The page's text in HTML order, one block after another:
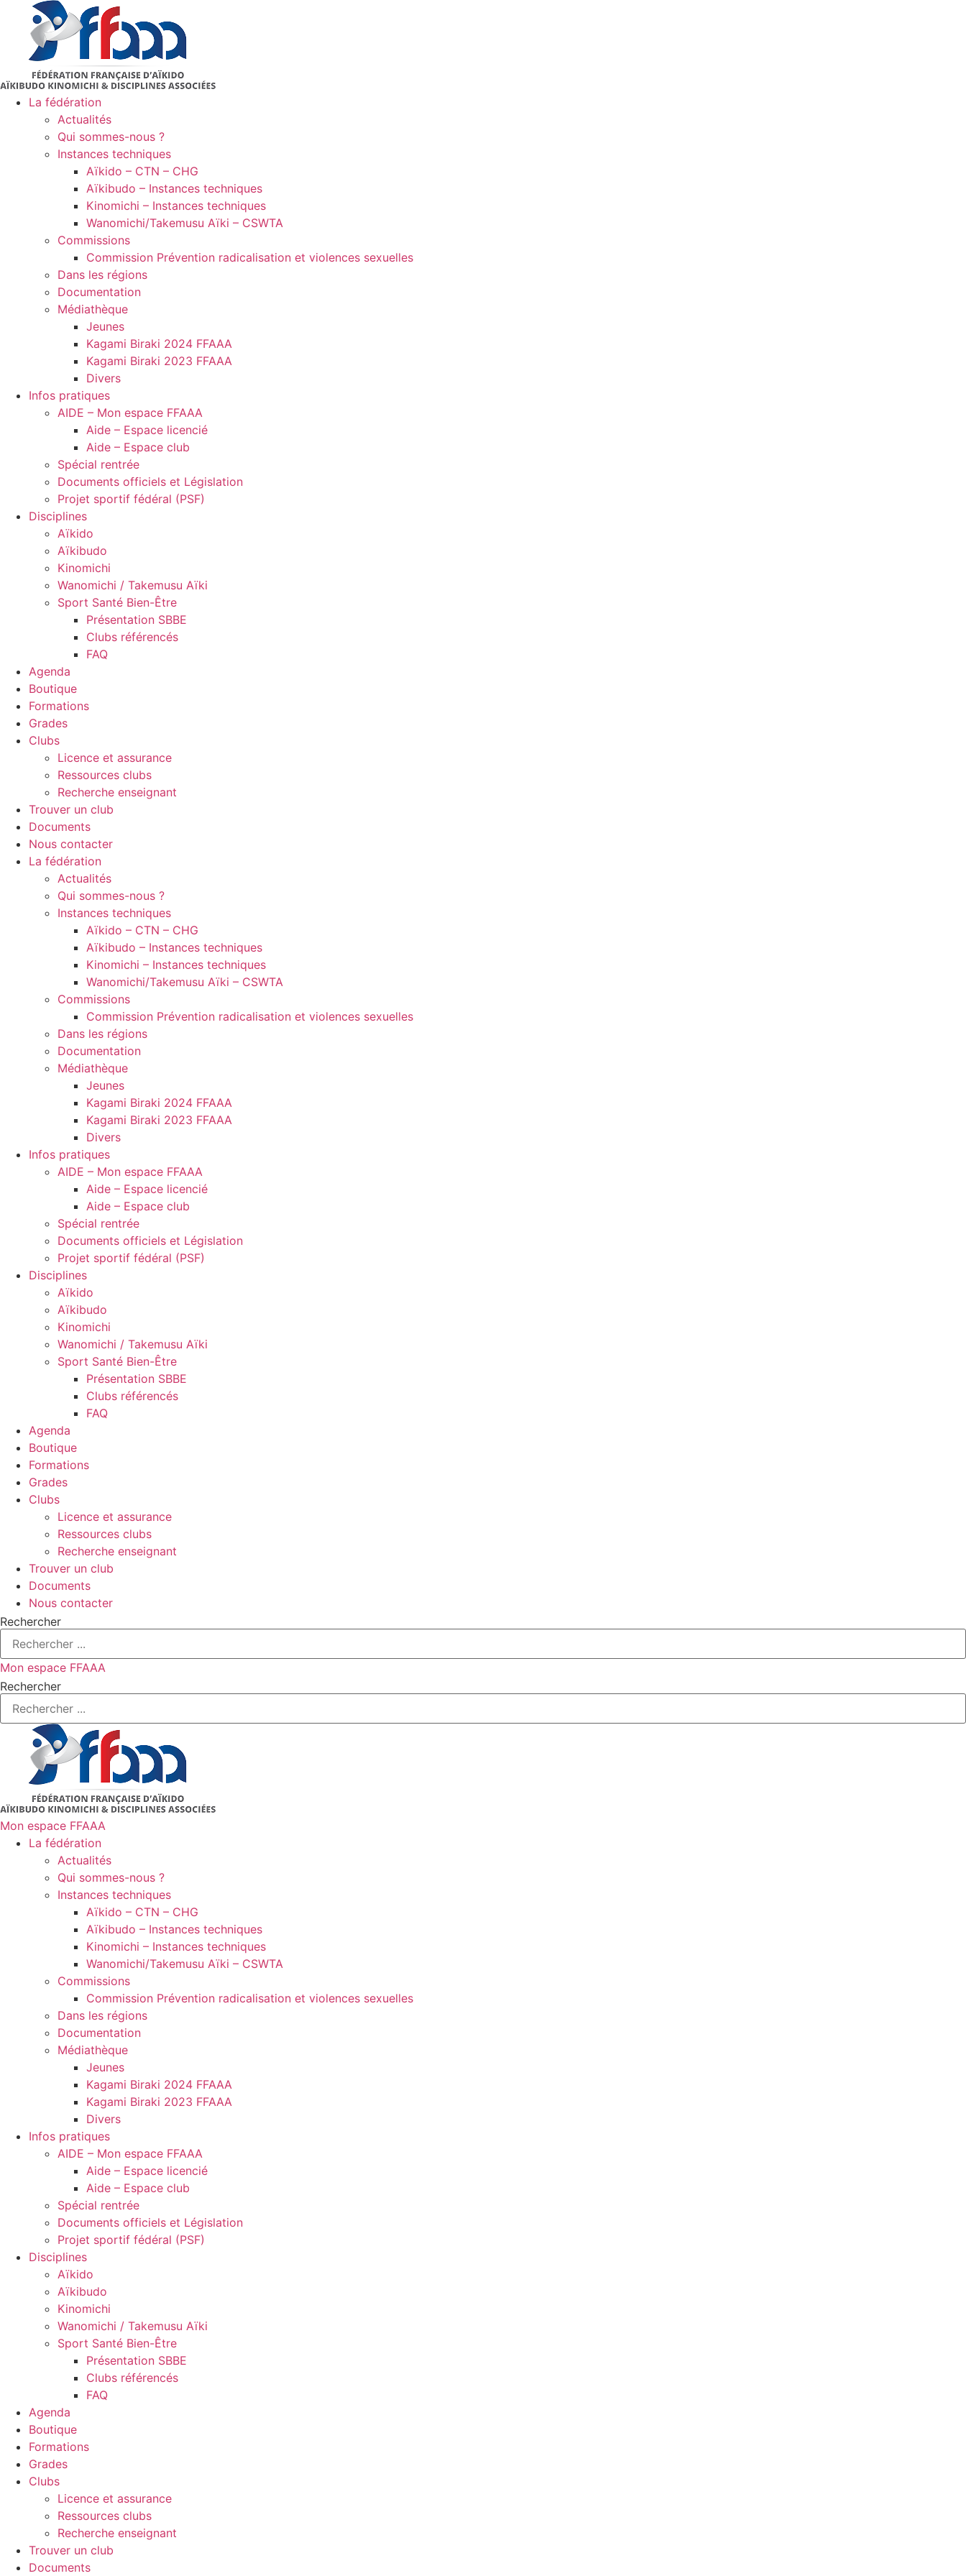
contenu
La fédération
Actualités
Qui sommes-nous ?
Instances techniques
Aïkido – CTN – CHG
Aïkibudo – Instances techniques
Kinomichi – Instances techniques
Wanomichi/Takemusu Aïki – CSWTA
Commissions
Commission Prévention radicalisation et violences sexuelles
Dans les régions
Documentation
Médiathèque
Jeunes
Kagami Biraki 2024 FFAAA
Kagami Biraki 2023 FFAAA
Divers
Infos pratiques
AIDE – Mon espace FFAAA
Aide – Espace licencié
Aide – Espace club
Spécial rentrée
Documents officiels et Législation
Projet sportif fédéral (PSF)
Disciplines
Aïkido
Aïkibudo
Kinomichi
Wanomichi / Takemusu Aïki
Sport Santé Bien-Être
Présentation SBBE
Clubs référencés
FAQ
Agenda
Boutique
Formations
Grades
Clubs
Licence et assurance
Ressources clubs
Recherche enseignant
Trouver un club
Documents
Nous contacter
La fédération
Actualités
Qui sommes-nous ?
Instances techniques
Aïkido – CTN – CHG
Aïkibudo – Instances techniques
Kinomichi – Instances techniques
Wanomichi/Takemusu Aïki – CSWTA
Commissions
Commission Prévention radicalisation et violences sexuelles
Dans les régions
Documentation
Médiathèque
Jeunes
Kagami Biraki 2024 FFAAA
Kagami Biraki 2023 FFAAA
Divers
Infos pratiques
AIDE – Mon espace FFAAA
Aide – Espace licencié
Aide – Espace club
Spécial rentrée
Documents officiels et Législation
Projet sportif fédéral (PSF)
Disciplines
Aïkido
Aïkibudo
Kinomichi
Wanomichi / Takemusu Aïki
Sport Santé Bien-Être
Présentation SBBE
Clubs référencés
FAQ
Agenda
Boutique
Formations
Grades
Clubs
Licence et assurance
Ressources clubs
Recherche enseignant
Trouver un club
Documents
Nous contacter
Rechercher
Mon espace FFAAA
Rechercher
Mon espace FFAAA
La fédération
Actualités
Qui sommes-nous ?
Instances techniques
Aïkido – CTN – CHG
Aïkibudo – Instances techniques
Kinomichi – Instances techniques
Wanomichi/Takemusu Aïki – CSWTA
Commissions
Commission Prévention radicalisation et violences sexuelles
Dans les régions
Documentation
Médiathèque
Jeunes
Kagami Biraki 2024 FFAAA
Kagami Biraki 2023 FFAAA
Divers
Infos pratiques
AIDE – Mon espace FFAAA
Aide – Espace licencié
Aide – Espace club
Spécial rentrée
Documents officiels et Législation
Projet sportif fédéral (PSF)
Disciplines
Aïkido
Aïkibudo
Kinomichi
Wanomichi / Takemusu Aïki
Sport Santé Bien-Être
Présentation SBBE
Clubs référencés
FAQ
Agenda
Boutique
Formations
Grades
Clubs
Licence et assurance
Ressources clubs
Recherche enseignant
Trouver un club
Documents